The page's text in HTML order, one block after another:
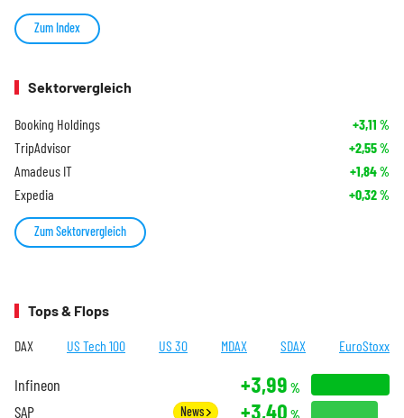
Zum Index
Sektorvergleich
Booking Holdings +3,11 %
TripAdvisor +2,55%
Amadeus IT +1,84%
Expedia +0,32%
Zum Sektorvergleich
Tops & Flops
DAX US Tech 100 US 30 MDAX SDAX EuroStoxx
Infineon +3,99 %
SAP News +3,40